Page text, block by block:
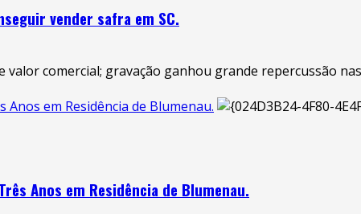
vender safra em SC.
comercial; gravação ganhou grande repercussão nas
Anos em Residência de Blumenau.
Anos em Residência de Blumenau.